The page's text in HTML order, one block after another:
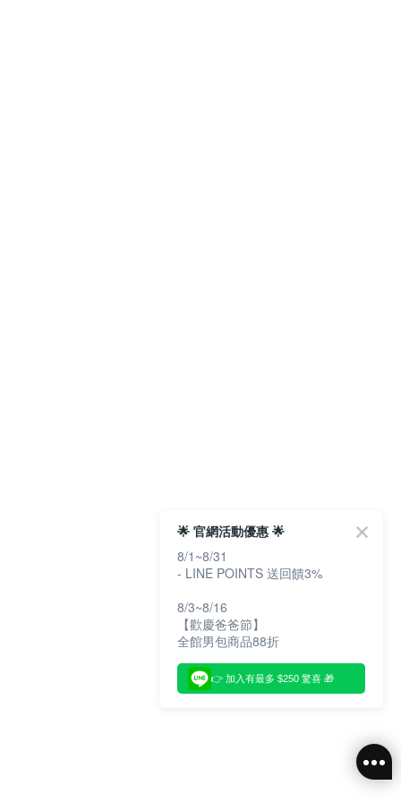
🌟 官網活動優惠 🌟
8/1~8/31
- LINE POINTS 送回饋3%
8/3~8/16
【歡慶爸爸節】
全館男包商品88折
👉 加入有最多 $250 驚喜 🎁